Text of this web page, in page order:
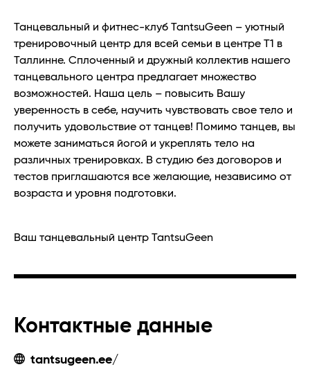
Танцевальный и фитнес-клуб TantsuGeen – уютный
тренировочный центр для всей семьи в центре Т1 в
Таллинне. Сплоченный и дружный коллектив нашего
танцевального центра предлагает множество
возможностей. Наша цель – повысить Вашу
уверенность в себе, научить чувствовать свое тело и
получить удовольствие от танцев! Помимо танцев, вы
можете заниматься йогой и укреплять тело на
различных тренировках. В студию без договоров и
тестов приглашаются все желающие, независимо от
возраста и уровня подготовки.
Ваш танцевальный центр TantsuGeen
Контактные данные
tantsugeen.ee/